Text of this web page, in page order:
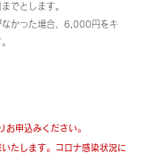
でとします。
なかった場合、6,000円をキ
申込みください。
たします。コロナ感染状況に